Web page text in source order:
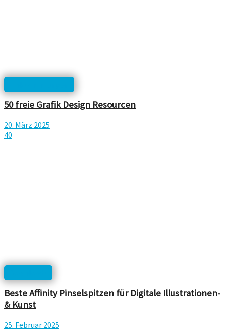
50 freie Grafik Design Resourcen
20. März 2025
40
Beste Affinity Pinselspitzen für Digitale Illustrationen-
& Kunst
25. Februar 2025